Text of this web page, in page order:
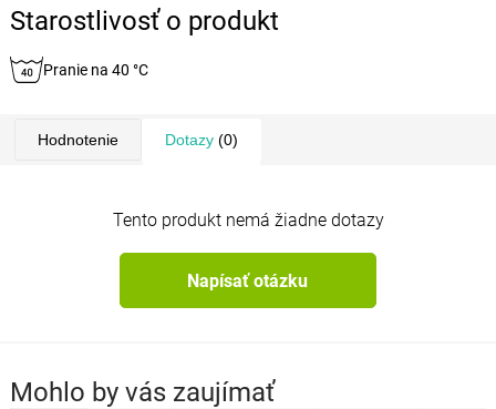
Starostlivosť o produkt
Pranie na 40 °C
Hodnotenie Dotazy(0)
Tento produkt nemá žiadne dotazy
Napísať otázku
Mohlo by vás zaujímať